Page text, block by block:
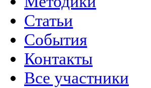
Статьи
События
Контакты
Все участники